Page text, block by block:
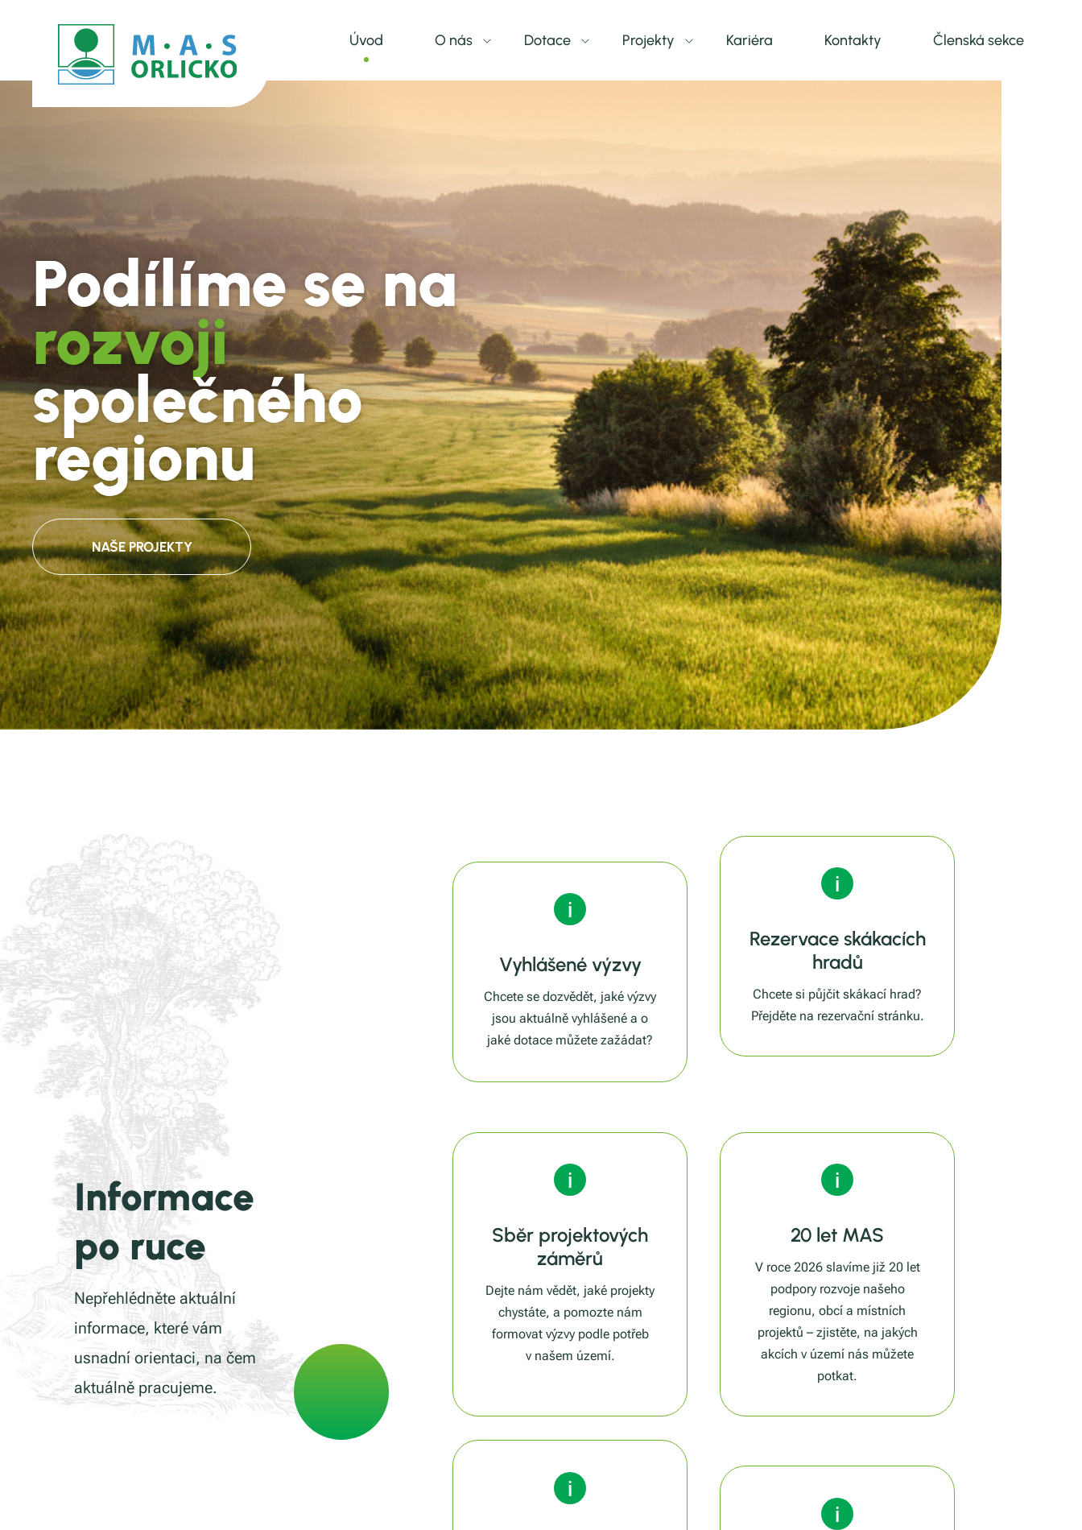
Úvod O nás
Newsletter
Zápisy
Výroční zprávy
Dokumenty MAS
Archiv zpráv
Loga MAS
20 let MAS
Dotace Projekty
Nadace ČEZ
Místní akční plánování
EDUWAY - vzdělávání
Program obnovy venkova
Podpora mobility škol
Povinná publicita
Kariéra Kontakty Členská sekce
Podílíme se na
rozvoji
společného
regionu
NAŠE PROJEKTY
Informace
po ruce
Nepřehlédněte aktuální
informace, které vám
usnadní orientaci, na čem
aktuálně pracujeme.
Vyhlášené výzvy
Chcete se dozvědět, jaké výzvy
jsou aktuálně vyhlášené a o
jaké dotace můžete zažádat?
Rezervace skákacích
hradů
Chcete si půjčit skákací hrad?
Přejděte na rezervační stránku.
Sběr projektových
záměrů
Dejte nám vědět, jaké projekty
chystáte, a pomozte nám
formovat výzvy podle potřeb
v našem území.
20 let MAS
V roce 2026 slavíme již 20 let
podpory rozvoje našeho
regionu, obcí a místních
projektů – zjistěte, na jakých
akcích v území nás můžete
potkat.